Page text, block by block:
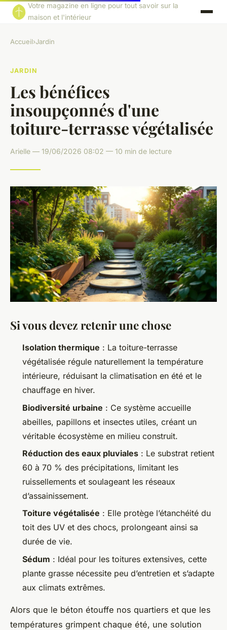
Votre magazine en ligne pour tout savoir sur la
maison et l'intérieur
Accueil›Jardin
JARDIN
Les bénéfices
insoupçonnés d'une
toiture-terrasse végétalisée
Arielle — 19/06/2026 08:02 — 10 min de lecture
Si vous devez retenir une chose
Isolation thermique : La toiture-terrasse
végétalisée régule naturellement la température
intérieure, réduisant la climatisation en été et le
chauffage en hiver.
Biodiversité urbaine : Ce système accueille
abeilles, papillons et insectes utiles, créant un
véritable écosystème en milieu construit.
Réduction des eaux pluviales : Le substrat retient
60 à 70 % des précipitations, limitant les
ruissellements et soulageant les réseaux
d’assainissement.
Toiture végétalisée : Elle protège l’étanchéité du
toit des UV et des chocs, prolongeant ainsi sa
durée de vie.
Sédum : Idéal pour les toitures extensives, cette
plante grasse nécessite peu d’entretien et s’adapte
aux climats extrêmes.
Alors que le béton étouffe nos quartiers et que les
températures grimpent chaque été, une solution